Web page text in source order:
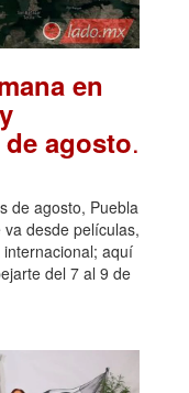
en
agosto.
de agosto, Puebla
desde películas,
aquí
del 7 al 9 de